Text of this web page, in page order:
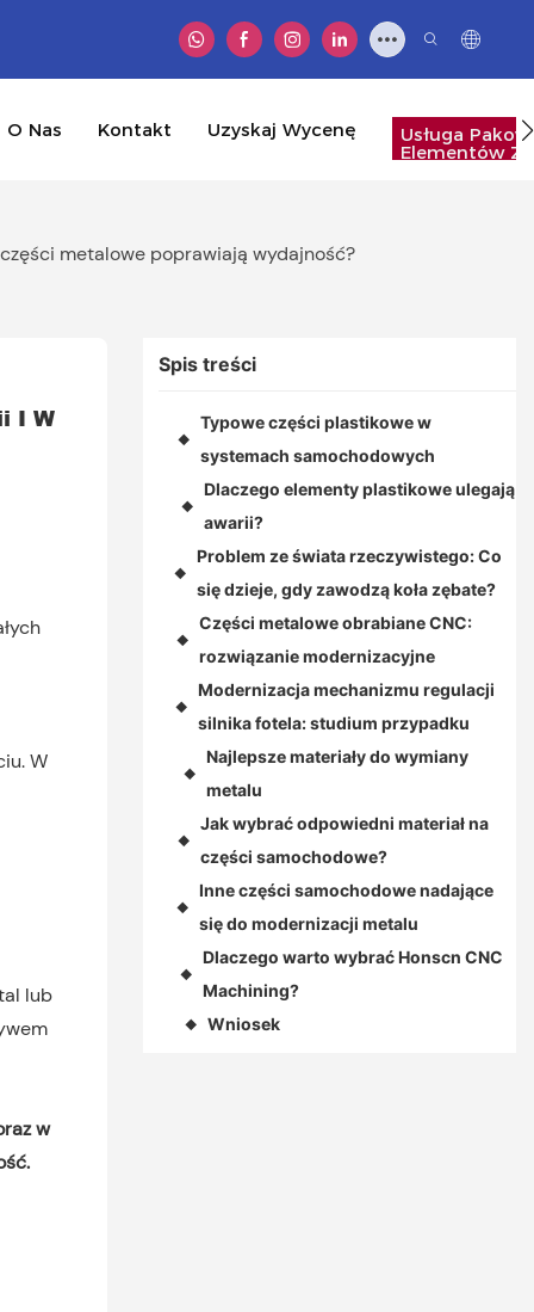
O Nas Kontakt Uzyskaj Wycenę Usługa
Elementów
metalowe poprawiają wydajność?
I W
W
lub
w
Spis treści
◆
Typowe części plastikowe w
systemach samochodowych
◆
Dlaczego elementy plastikowe ulegają
awarii?
◆
Problem ze świata rzeczywistego: Co
się dzieje, gdy zawodzą koła zębate?
◆
Części metalowe obrabiane CNC:
rozwiązanie modernizacyjne
◆
Modernizacja mechanizmu regulacji
silnika fotela: studium przypadku
◆
Najlepsze materiały do ​​wymiany
metalu
◆
Jak wybrać odpowiedni materiał na
części samochodowe?
◆
Inne części samochodowe nadające
się do modernizacji metalu
◆
Dlaczego warto wybrać Honscn CNC
Machining?
◆ Wniosek